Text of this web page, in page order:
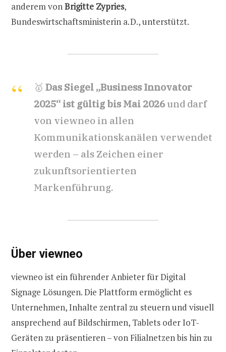
anderem vonBrigitte Zypries,
Bundeswirtschaftsministerin a. D., unterstützt.
🥇 Das Siegel „Business Innovator
2025“ ist gültig bis Mai 2026 und darf
von viewneo in allen
Kommunikationskanälen verwendet
werden – als Zeichen einer
zukunftsorientierten
Markenführung.
Über viewneo
viewneo ist ein führender Anbieter für Digital
Signage Lösungen. Die Plattform ermöglicht es
Unternehmen, Inhalte zentral zu steuern und visuell
ansprechend auf Bildschirmen, Tablets oder IoT-
Geräten zu präsentieren – von Filialnetzen bis hin zu